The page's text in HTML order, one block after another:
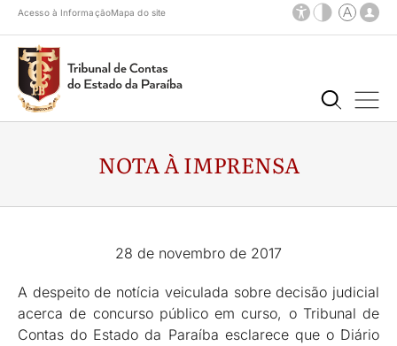
Acesso à InformaçãoMapa do site
NOTA À IMPRENSA
28 de novembro de 2017
A despeito de notícia veiculada sobre decisão judicial
acerca de concurso público em curso, o Tribunal de
Contas do Estado da Paraíba esclarece que o Diário